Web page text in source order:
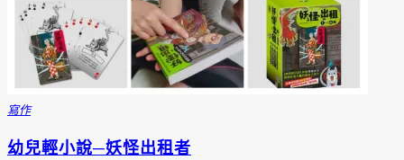
寫作
幼兒輕小說─妖怪出租者